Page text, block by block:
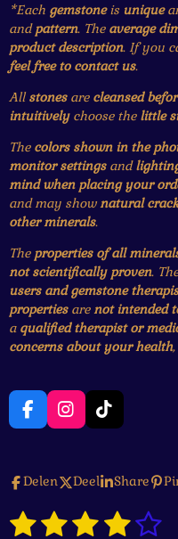
*Each gemstoneis unique
andpattern. The average
product description. If you
feel free to contact us.
Allstonesare cleansed
intuitivelychoose the little
The colors shown in the
monitor settingsand
mind when placing your
and may shownatural
other minerals.
The properties of all
not scientifically proven.
users and gemstone
propertiesarenot intended
a qualified therapist or
concerns about your health
F
a
b
o
k
I
n
a
r
T
i
o
Delen Deel Share
R
1 2 3 4 5
S